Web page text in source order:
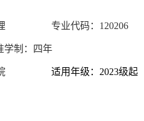
专业代码： 120206
学制：四年
适用年级： 2023级起